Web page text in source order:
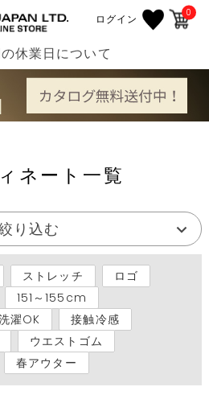
ログイン 0
休業日について
ネート一覧
り込む
ストレッチ
ロゴ
151～155cm
濯OK
接触冷感
ウエストゴム
春アウター